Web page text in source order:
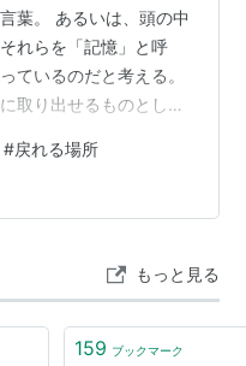
葉。 あるいは、頭の中
れらを「記憶」と呼
ているのだと考える。
取り出せるものとして
、過去の誰かに重なっ
、ふいに現在へ戻って
庫から取り出されるの
へ戻れる入口が、現在
#戻れる場所
もっと見る
159 ブックマーク